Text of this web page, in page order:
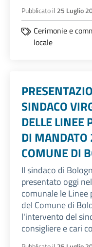
Pubblicato il 25 Luglio
Cerimonie e
locale
SINDACO
DELLE LINEE
DI
COMUNE DI
Il sindaco di
presentato oggi
comunale le
del Comune di
l'intervento del
consigliere e cari